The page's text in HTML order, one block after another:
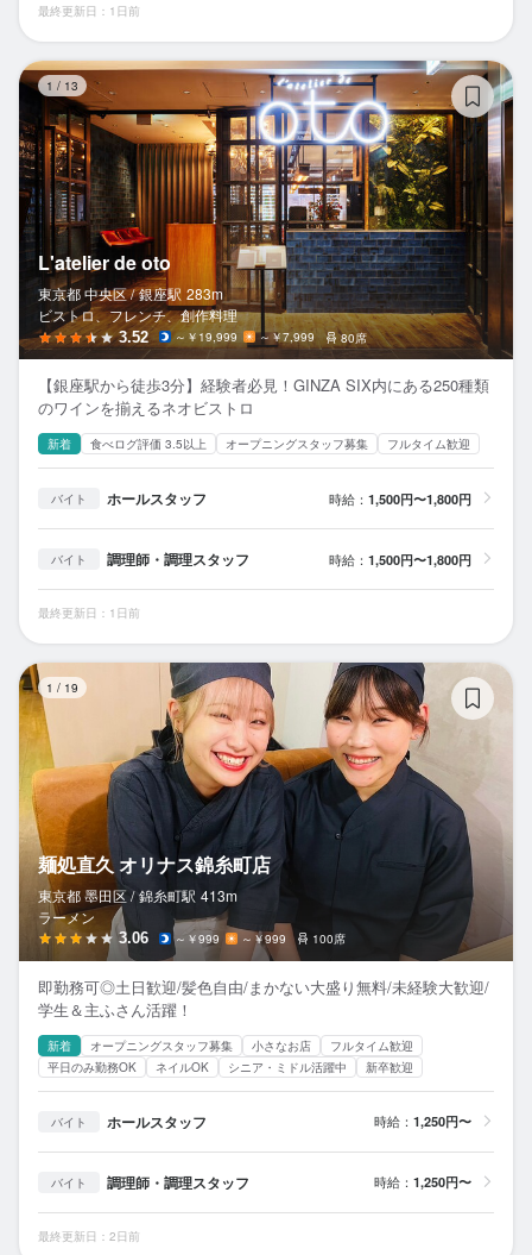
最終更新日：1日前
1 / 13
L'atelier de oto
東京都 中央区 / 銀座駅 283m
ビストロ、フレンチ、創作料理
3.52 ～￥19,999 ～￥7,999 80席
【銀座駅から徒歩3分】経験者必見！GINZA SIX内にある250種類
のワインを揃えるネオビストロ
新着 食べログ評価 3.5以上 オープニングスタッフ募集 フルタイム歓迎
バイト ホールスタッフ 時給： 1,500円〜1,800円
バイト 調理師・調理スタッフ 時給： 1,500円〜1,800円
最終更新日：1日前
1 / 19
麺処直久 オリナス錦糸町店
東京都 墨田区 / 錦糸町駅 413m
ラーメン
3.06 ～￥999 ～￥999 100席
即勤務可◎土日歓迎/髪色自由/まかない大盛り無料/未経験大歓迎/
学生＆主ふさん活躍！
新着 オープニングスタッフ募集 小さなお店
フルタイム歓迎
平日のみ勤務OK
ネイルOK シニア・ミドル活躍中 新卒歓迎
バイト ホールスタッフ 時給： 1,250円〜
バイト 調理師・調理スタッフ 時給： 1,250円〜
最終更新日：2日前